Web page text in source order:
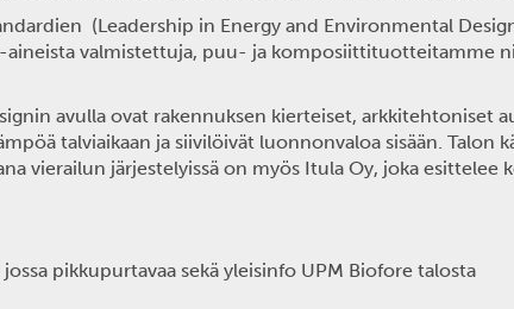
(Leadership in Energy and Environmental
valmistettuja, puu- ja komposiittituotteitamme
avulla ovat rakennuksen kierteiset, arkkitehtoniset
talviaikaan ja siivilöivät luonnonvaloa sisään. Talon
vierailun järjestelyissä on myös Itula Oy, joka esittelee
pikkupurtavaa sekä yleisinfo UPM Biofore talosta